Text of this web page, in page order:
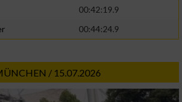
00:42:19.9
00:44:24.9
/ 15.07.2026